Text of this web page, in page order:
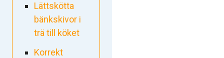
Lättskötta
bänkskivor i
trä till köket
Korrekt